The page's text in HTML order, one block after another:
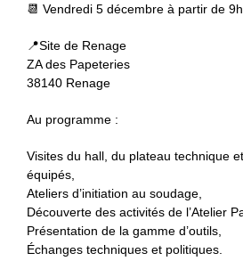
📆 Vendredi 5 décembre à partir de
📍Site de Renage
ZA des Papeteries
38140 Renage
Au programme :
Visites du hall, du plateau technique
équipés,
Ateliers d’initiation au soudage,
Découverte des activités de l’Atelier
Présentation de la gamme d’outils,
Échanges techniques et politiques.